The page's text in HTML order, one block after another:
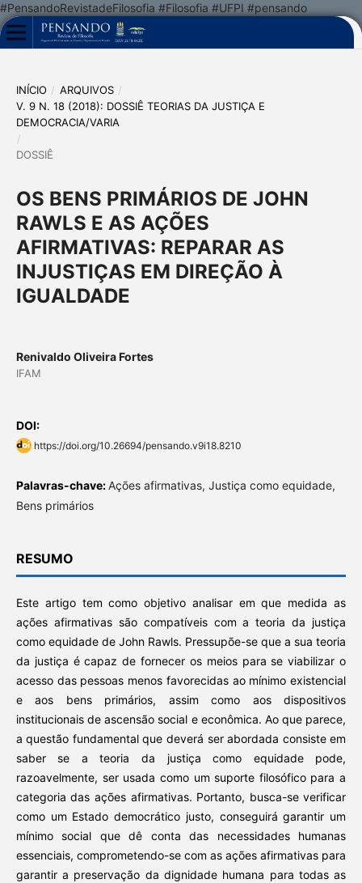
#PensandoRevistadeFilosofia #Filosofia #UFPI #pensando
INÍCIO / ARQUIVOS /
V. 9 N. 18 (2018): DOSSIÊ TEORIAS DA JUSTIÇA E
DEMOCRACIA/VARIA
/
DOSSIÊ
OS BENS PRIMÁRIOS DE JOHN
RAWLS E AS AÇÕES
AFIRMATIVAS: REPARAR AS
INJUSTIÇAS EM DIREÇÃO À
IGUALDADE
Renivaldo Oliveira Fortes
IFAM
DOI:
https://doi.org/10.26694/pensando.v9i18.8210
Palavras-chave:Ações afirmativas, Justiça como equidade,
Bens primários
RESUMO
Este artigo tem como objetivo analisar em que medida as
ações afirmativas são compatíveis com a teoria da justiça
como equidade de John Rawls. Pressupõe-se que a sua teoria
da justiça é capaz de fornecer os meios para se viabilizar o
acesso das pessoas menos favorecidas ao mínimo existencial
e aos bens primários, assim como aos dispositivos
institucionais de ascensão social e econômica. Ao que parece,
a questão fundamental que deverá ser abordada consiste em
saber se a teoria da justiça como equidade pode,
razoavelmente, ser usada como um suporte filosófico para a
categoria das ações afirmativas. Portanto, busca-se verificar
como um Estado democrático justo, conseguirá garantir um
mínimo social que dê conta das necessidades humanas
essenciais, comprometendo-se com as ações afirmativas para
garantir a preservação da dignidade humana para todas as